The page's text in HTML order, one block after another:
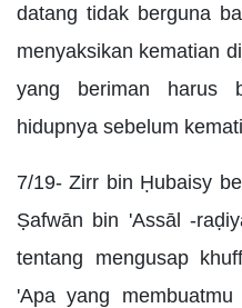
datang tidak berguna
menyaksikan kematian
yang beriman harus
hidupnya sebelum
7/19- Zirr bin Ḥubaisy
Ṣafwān bin 'Assāl -
tentang mengusap
'Apa yang